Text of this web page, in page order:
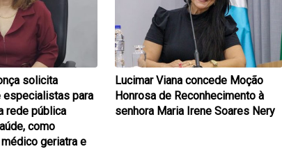
solicita
especialistas para
rede pública
como
geriatra e
Lucimar Viana concede Moção
Honrosa de Reconhecimento à
senhora Maria Irene Soares Nery